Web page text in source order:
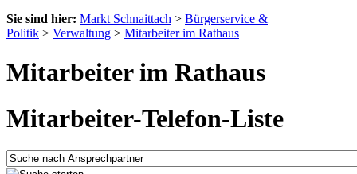
Sie sind hier: Markt Schnaittach > Bürgerservice &
Politik > Verwaltung > Mitarbeiter im Rathaus
Mitarbeiter im Rathaus
Mitarbeiter-Telefon-Liste